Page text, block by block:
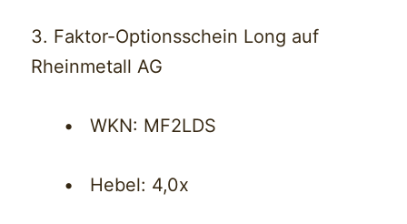
3. Faktor-Optionsschein Long auf
Rheinmetall AG
• WKN: MF2LDS
• Hebel: 4,0x